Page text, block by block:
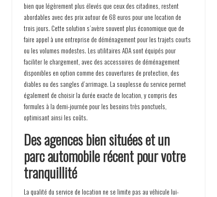
bien que légèrement plus élevés que ceux des citadines, restent
abordables avec des prix autour de 68 euros pour une location de
trois jours. Cette solution s’avère souvent plus économique que de
faire appel à une entreprise de déménagement pour les trajets courts
ou les volumes modestes. Les utilitaires ADA sont équipés pour
faciliter le chargement, avec des accessoires de déménagement
disponibles en option comme des couvertures de protection, des
diables ou des sangles d’arrimage. La souplesse du service permet
également de choisir la durée exacte de location, y compris des
formules à la demi-journée pour les besoins très ponctuels,
optimisant ainsi les coûts.
Des agences bien situées et un
parc automobile récent pour votre
tranquillité
La qualité du service de location ne se limite pas au véhicule lui-